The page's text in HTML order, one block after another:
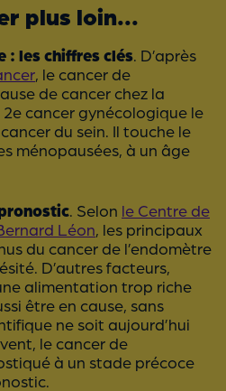
plus loin...
: les chiffres clés . D’après
, le cancer de
de cancer chez la
cancer gynécologique le
du sein. Il touche le
ménopausées, à un âge
. Selon le Centre de
Léon , les principaux
du cancer de l’endomètre
D’autres facteurs,
alimentation trop riche
être en cause, sans
ne soit aujourd’hui
le cancer de
à un stade précoce